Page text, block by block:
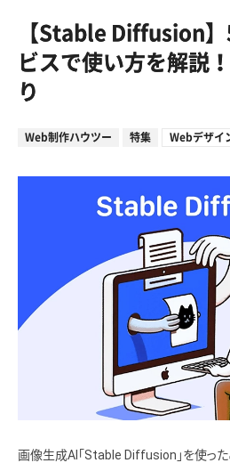
【Stable Diffusion
ビスで使い方を解説
り
Web制作ハウツー 特集 Webデザイ
画像生成AI「Stable Diffusion」を使った